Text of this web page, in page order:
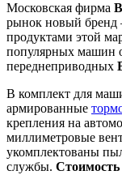
Московская фирма
рынок новый
продуктами этой
популярных машин
переднеприводных
В комплект для
армированные
крепления на
миллиметровые
укомплектованы
службы. Стоимость